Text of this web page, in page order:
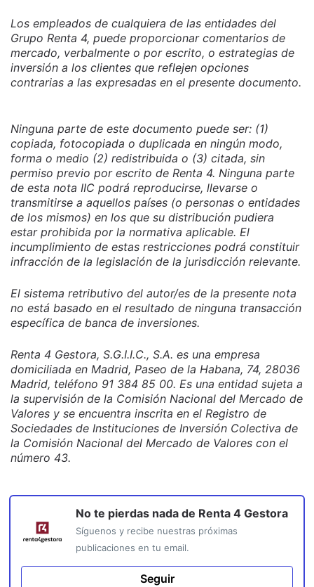
Los empleados de cualquiera de las entidades del
Grupo Renta 4, puede proporcionar comentarios de
mercado, verbalmente o por escrito, o estrategias de
inversión a los clientes que reflejen opciones
contrarias a las expresadas en el presente documento.
Ninguna parte de este documento puede ser: (1)
copiada, fotocopiada o duplicada en ningún modo,
forma o medio (2) redistribuida o (3) citada, sin
permiso previo por escrito de Renta 4. Ninguna parte
de esta nota IIC podrá reproducirse, llevarse o
transmitirse a aquellos países (o personas o entidades
de los mismos) en los que su distribución pudiera
estar prohibida por la normativa aplicable. El
incumplimiento de estas restricciones podrá constituir
infracción de la legislación de la jurisdicción relevante.
El sistema retributivo del autor/es de la presente nota
no está basado en el resultado de ninguna transacción
específica de banca de inversiones.
Renta 4 Gestora, S.G.I.I.C., S.A. es una empresa
domiciliada en Madrid, Paseo de la Habana, 74, 28036
Madrid, teléfono 91 384 85 00. Es una entidad sujeta a
la supervisión de la Comisión Nacional del Mercado de
Valores y se encuentra inscrita en el Registro de
Sociedades de Instituciones de Inversión Colectiva de
la Comisión Nacional del Mercado de Valores con el
número 43.
No te pierdas nada de Renta 4 Gestora
Síguenos y recibe nuestras próximas
publicaciones en tu email.
Seguir